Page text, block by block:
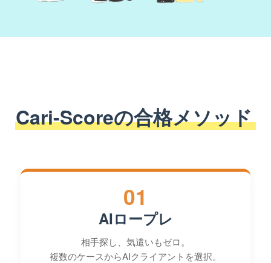
Cari-Scoreの合格メソッド
01
AIロープレ
相手探し、気遣いもゼロ。
複数のケースからAIクライアントを選択。